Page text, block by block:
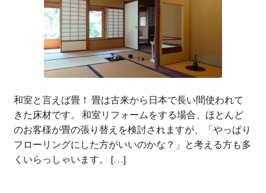
和室と言えば畳！ 畳は古来から日本で長い間使われて
きた床材です。 和室リフォームをする場合、ほとんど
のお客様が畳の張り替えを検討されますが、「やっぱり
フローリングにした方がいいのかな？」と考える方も多
くいらっしゃいます。 […]